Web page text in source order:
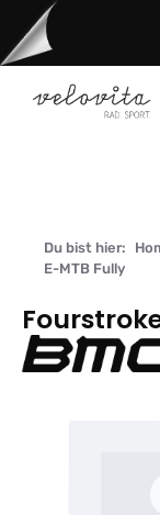
Zum Hauptinhalt
Du bist hier:
E-MTB Fully